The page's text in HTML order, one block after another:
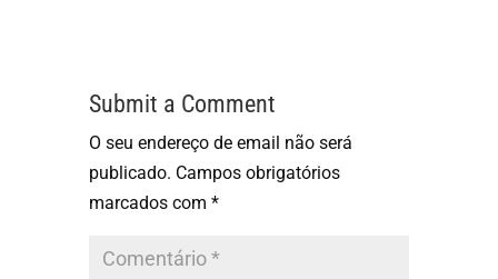
Submit a Comment
O seu endereço de email não será
publicado. Campos obrigatórios
marcados com *